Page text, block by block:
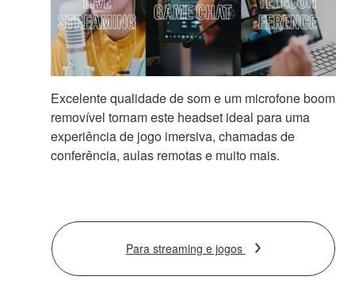
Excelente qualidade de som e um microfone boom
removível tornam este headset ideal para uma
experiência de jogo imersiva, chamadas de
conferência, aulas remotas e muito mais.
Para streaming e jogos